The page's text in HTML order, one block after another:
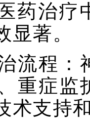
药治疗
著。
流程：
重症监
术支持